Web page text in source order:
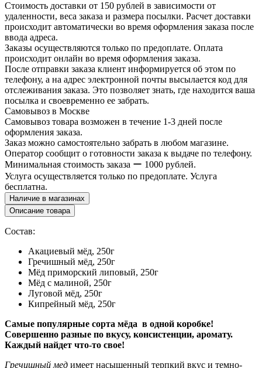
Стоимость доставки от 150 рублей в зависимости от
удаленности, веса заказа и размера посылки. Расчет доставки
происходит автоматически во время оформления заказа после
ввода адреса.
Заказы осуществляются только по предоплате. Оплата
происходит онлайн во время оформления заказа.
После отправки заказа клиент информируется об этом по
телефону, а на адрес электронной почты высылается код для
отслеживания заказа. Это позволяет знать, где находится ваша
посылка и своевременно ее забрать.
Самовывоз в Москве
Самовывоз товара возможен в течение 1-3 дней после
оформления заказа.
Заказ можно самостоятельно забрать в любом магазине.
Оператор сообщит о готовности заказа к выдаче по телефону.
Минимальная стоимость заказа ー 1000 рублей.
Услуга осуществляется только по предоплате. Услуга
бесплатна.
Наличие в магазинах
Описание товара
Состав:
Акациевый мёд, 250г
Гречишный мёд, 250г
Мёд приморский липовый, 250г
Мёд с малиной, 250г
Луговой мёд, 250г
Кипрейный мёд, 250г
Самые популярные сорта мёда в одной коробке!
Совершенно разные по вкусу, консистенции, аромату.
Каждый найдет что-то свое!
Гречишный мед имеет насыщенный терпкий вкус и темно-